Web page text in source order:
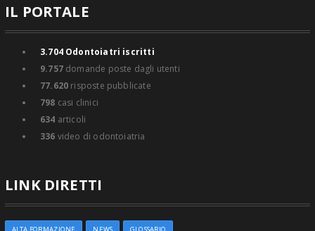
IL PORTALE
3.704Odontoiatri iscritti
9.757domande poste dagli utenti
77.620 risposte pubblicate
798 casi clinici
634 articoli
336 video di odontoiatria
LINK DIRETTI
ALTA FORMAZIONE NEWS GLOSSARIO